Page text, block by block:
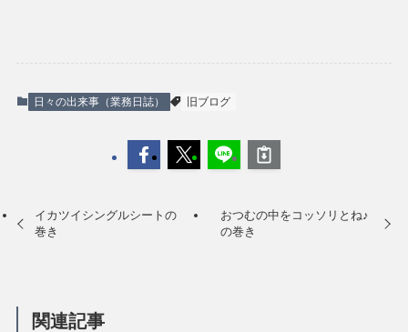
日々の出来事（業務日誌） 旧ブログ
イカツイシングルシートの
巻き
おつむの中をコッソリとね♪
の巻き
関連記事